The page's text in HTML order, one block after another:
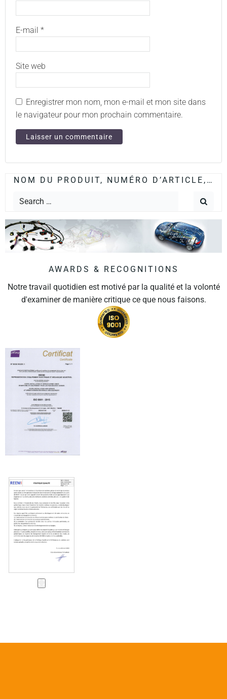
E-mail *
Site web
Enregistrer mon nom, mon e-mail et mon site dans
le navigateur pour mon prochain commentaire.
NOM DU PRODUIT, NUMÉRO D’ARTICLE,…
AWARDS & RECOGNITIONS
Notre travail quotidien est motivé par la qualité et la volonté
d'examiner de manière critique ce que nous faisons.